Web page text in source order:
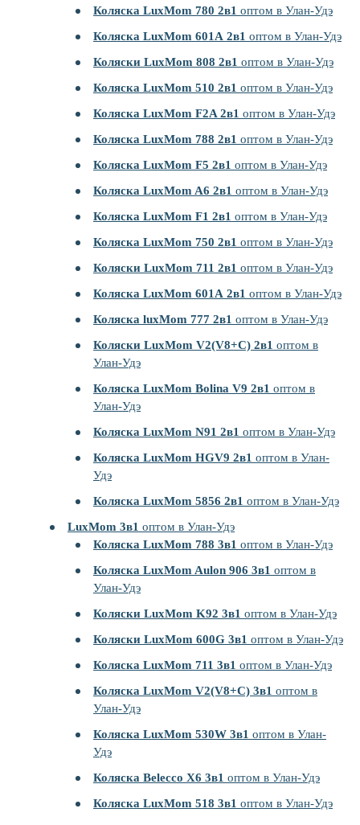
Коляска LuxMom 780 2в1 оптом в Улан-Удэ
Коляска LuxMom 601А 2в1 оптом в Улан-Удэ
Коляски LuxMom 808 2в1 оптом в Улан-Удэ
Коляска LuxMom 510 2в1 оптом в Улан-Удэ
Коляска LuxMom F2A 2в1 оптом в Улан-Удэ
Коляска LuxMom 788 2в1 оптом в Улан-Удэ
Коляска LuxMom F5 2в1 оптом в Улан-Удэ
Коляска LuxMom A6 2в1 оптом в Улан-Удэ
Коляска LuxMom F1 2в1 оптом в Улан-Удэ
Коляска LuxMom 750 2в1 оптом в Улан-Удэ
Коляски LuxMom 711 2в1 оптом в Улан-Удэ
Коляска LuxMom 601А 2в1 оптом в Улан-Удэ
Коляска luxMom 777 2в1 оптом в Улан-Удэ
Коляски LuxMom V2(V8+C) 2в1 оптом в
Улан-Удэ
Коляска LuxMom Bolina V9 2в1 оптом в
Улан-Удэ
Коляска LuxMom N91 2в1 оптом в Улан-Удэ
Коляска LuxMom HGV9 2в1 оптом в Улан-
Удэ
Коляска LuxMom 5856 2в1 оптом в Улан-Удэ
LuxMom 3в1 оптом в Улан-Удэ
Коляска LuxMom 788 3в1 оптом в Улан-Удэ
Коляска LuxMom Aulon 906 3в1 оптом в
Улан-Удэ
Коляски LuxMom K92 3в1 оптом в Улан-Удэ
Коляски LuxMom 600G 3в1 оптом в Улан-Удэ
Коляска LuxMom 711 3в1 оптом в Улан-Удэ
Коляска LuxMom V2(V8+C) 3в1 оптом в
Улан-Удэ
Коляска LuxMom 530W 3в1 оптом в Улан-
Удэ
Коляска Belecco X6 3в1 оптом в Улан-Удэ
Коляска LuxMom 518 3в1 оптом в Улан-Удэ